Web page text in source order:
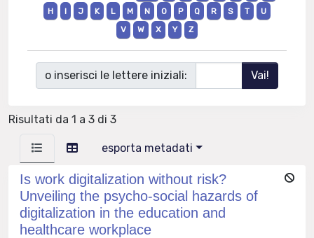
H
I J K L M N O P Q R S T
U
V
W X Y Z
o inserisci le lettere iniziali:
Risultati da 1 a 3 di 3
esporta metadati
Is work digitalization without risk?
Unveiling the psycho-social hazards of
digitalization in the education and
healthcare workplace